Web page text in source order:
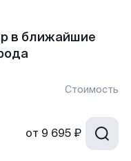
в ближайшие
Стоимость
от 9 695 ₽